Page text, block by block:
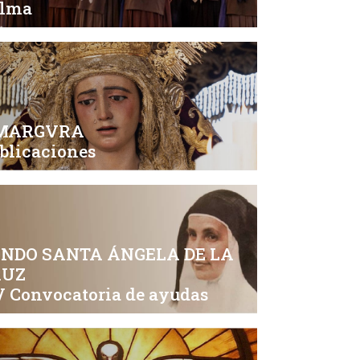
SANTA ÁNGELA DE LA
Convocatoria de ayudas